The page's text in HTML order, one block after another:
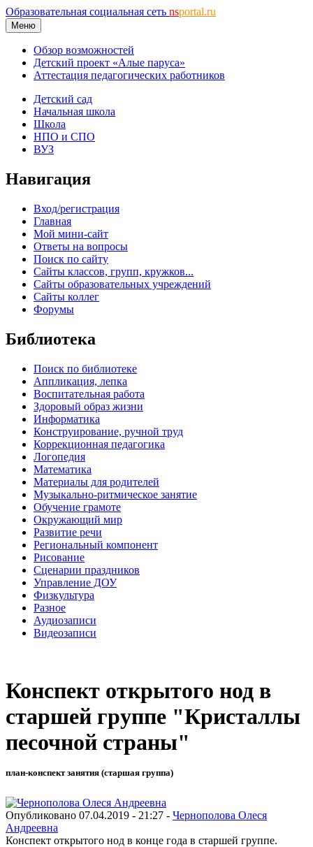
Образовательная социальная сеть nsportal.ru
Меню
Обзор возможностей
Детский проект «Алые паруса»
Аттестация педагогических работников
Детский сад
Начальная школа
Школа
НПО и СПО
ВУЗ
Навигация
Вход/регистрация
Главная
Мой мини-сайт
Ответы на вопросы
Поиск по сайту
Сайты классов, групп, кружков...
Сайты образовательных учреждений
Сайты коллег
Форумы
Библиотека
Поиск по библиотеке
Аппликация, лепка
Воспитательная работа
Здоровый образ жизни
Информатика
Конструирование, ручной труд
Коррекционная педагогика
Логопедия
Математика
Материалы для родителей
Музыкально-ритмическое занятие
Обучение грамоте
Окружающий мир
Развитие речи
Региональный компонент
Рисование
Сценарии праздников
Управление ДОУ
Физкультура
Разное
Аудиозаписи
Видеозаписи
Конспект открытого нод в
старшей группе "Кристаллы
песочной страны"
план-конспект занятия (старшая группа)
Опубликовано 07.04.2019 - 21:27 - Чернополова Олеся
Андреевна
Конспект открытого нод в конце года в старшей группе.